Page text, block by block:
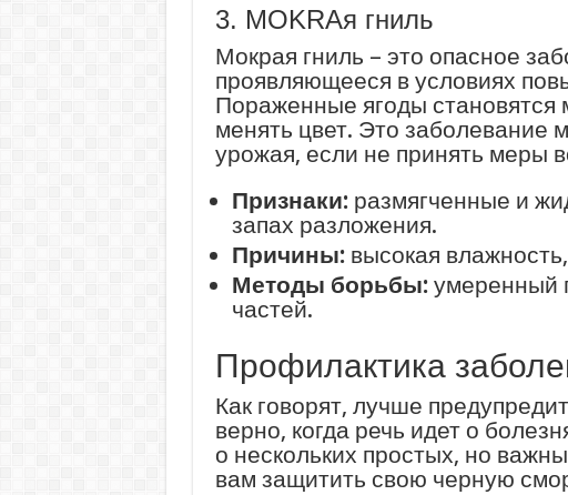
3. МOKRAя гниль
Мокрая гниль – это опасное
проявляющееся в условиях
Пораженные ягоды становятся
менять цвет. Это заболевание
урожая, если не принять меры
Признаки:размягченные и
запах разложения.
Причины:высокая
Методы борьбы:умеренный
частей.
Профилактика
Как говорят, лучше
верно, когда речь идет о
о нескольких простых, но
вам защитить свою черную